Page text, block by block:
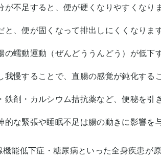
が不足すると、便が硬くなりやすくなり
と、便が固くなって排出しにくくなります
の蠕動運動（ぜんどううんどう）が低下
我慢することで、直腸の感覚が鈍化する
鉄剤・カルシウム拮抗薬など、便秘を引
的な緊張や睡眠不足は腸の動きに影響を
能低下症・糖尿病といった全身疾患が